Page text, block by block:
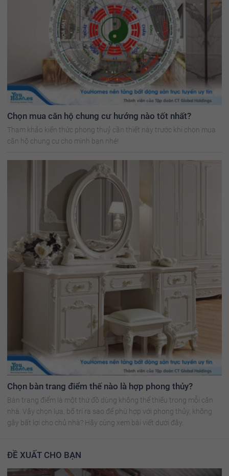
Chọn mua căn hộ chung cư hướng nào tốt nhất?
Tham khảo kiến thức phong thuỷ cần thiết này trước khi chọn mua
căn hộ chung cư cho mình bạn nhé!
Chọn bàn trang điểm thế nào là hợp phong thủy?
Bàn trang điểm là một thứ đồ dùng không thể thiếu trong mỗi căn
nhà. Vậy chọn lựa, bố trí ra sao để phù hợp với phong thủy, không
gây bất lợi cho chủ nhà? Hãy cùng xem bài viết dưới đây.
ĐỀ XUẤT CHO BẠN